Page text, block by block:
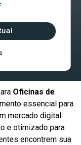
Oficinas de
essencial para
mercado digital
e otimizado para
encontrem sua